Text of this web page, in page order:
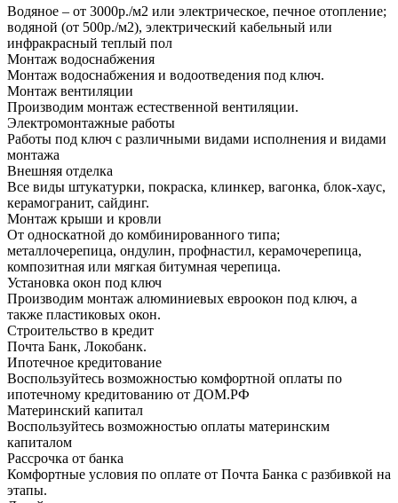
Водяное – от 3000р./м2 или электрическое, печное отопление;
водяной (от 500р./м2), электрический кабельный или
инфракрасный теплый пол
Монтаж водоснабжения
Монтаж водоснабжения и водоотведения под ключ.
Монтаж вентиляции
Производим монтаж естественной вентиляции.
Электромонтажные работы
Работы под ключ с различными видами исполнения и видами
монтажа
Внешняя отделка
Все виды штукатурки, покраска, клинкер, вагонка, блок-хаус,
керамогранит, сайдинг.
Монтаж крыши и кровли
От односкатной до комбинированного типа;
металлочерепица, ондулин, профнастил, керамочерепица,
композитная или мягкая битумная черепица.
Установка окон под ключ
Производим монтаж алюминиевых евроокон под ключ, а
также пластиковых окон.
Строительство в кредит
Почта Банк, Локобанк.
Ипотечное кредитование
Воспользуйтесь возможностью комфортной оплаты по
ипотечному кредитованию от ДОМ.РФ
Материнский капитал
Воспользуйтесь возможностью оплаты материнским
капиталом
Рассрочка от банка
Комфортные условия по оплате от Почта Банка с разбивкой на
этапы.